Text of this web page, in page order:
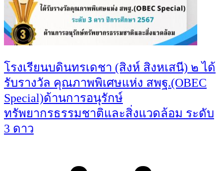
โรงเรียนบดินทรเดชา (สิงห์ สิงหเสนี) ๒ ได้
รับรางวัล คุณภาพพิเศษแห่ง สพฐ.(OBEC
Special)ด้านการอนุรักษ์
ทรัพยากรธรรมชาติและสิ่งแวดล้อม ระดับ
3 ดาว